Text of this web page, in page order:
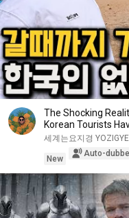
The Shocking
Korean Tourists
세계는요지경
New
Auto-